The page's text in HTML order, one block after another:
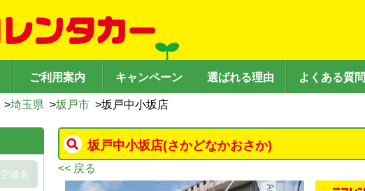
ご利用案内 キャンペーン 選ばれる理由 よくある質問
>埼玉県 >坂戸市 >坂戸中小坂店
坂戸中小坂店(さかどなかおさか)
<< 戻る
空港名